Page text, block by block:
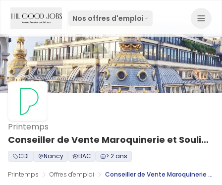
Nos offres d'emploi
Conseiller de Vente Maroquinerie et Souliers Femme H/F
Printemps
CDI Nancy BAC > 2 ans
Printemps Offres d'emploi Conseiller de Vente Maroquinerie et Souliers Femme H/F